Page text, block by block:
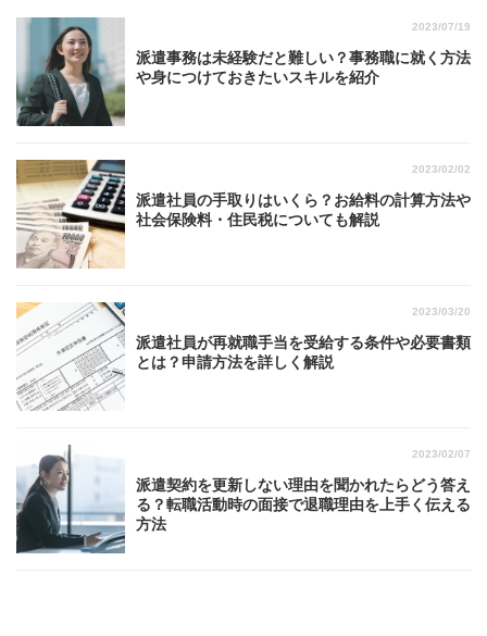
2023/07/19
派遣事務は未経験だと難しい？事務職に就く方法
や身につけておきたいスキルを紹介
2023/02/02
派遣社員の手取りはいくら？お給料の計算方法や
社会保険料・住民税についても解説
2023/03/20
派遣社員が再就職手当を受給する条件や必要書類
とは？申請方法を詳しく解説
2023/02/07
派遣契約を更新しない理由を聞かれたらどう答え
る？転職活動時の面接で退職理由を上手く伝える
方法